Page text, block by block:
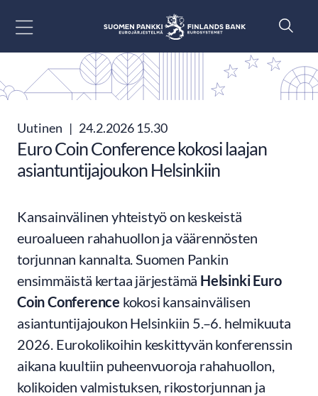
Uutinen | 24.2.2026 15.30
Euro Coin Conference kokosi laajan
asiantuntijajoukon Helsinkiin
Kansainvälinen yhteistyö on keskeistä
euroalueen rahahuollon ja väärennösten
torjunnan kannalta. Suomen Pankin
ensimmäistä kertaa järjestämä Helsinki Euro
Coin Conference kokosi kansainvälisen
asiantuntijajoukon Helsinkiin 5.–6. helmikuuta
2026. Eurokolikoihin keskittyvän konferenssin
aikana kuultiin puheenvuoroja rahahuollon,
kolikoiden valmistuksen, rikostorjunnan ja